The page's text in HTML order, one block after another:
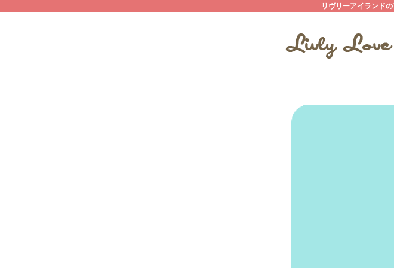
リヴリーアイランド